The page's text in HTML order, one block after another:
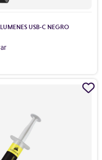
USB-C NEGRO